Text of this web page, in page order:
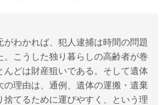
がわかれば、犯人逮捕は時間の問題
。こうした独り暮らしの高齢者が巻
んどは財産狙いである。そして遺体
の理由は、通例、遺体の運搬・遺棄
捨てるために運びやすく、という理